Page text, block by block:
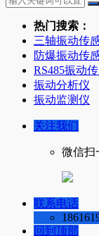
热门搜索：
三轴振动传
防爆振动传
RS485振动
振动分析仪
振动监测仪
关注我们
微信扫
联系电话
回到顶部